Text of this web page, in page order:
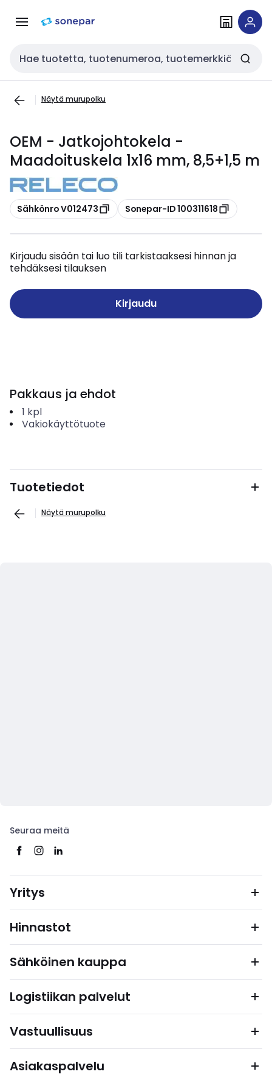
navigointiinsisältöön
Haku
Näytä murupolku
OEM - Jatkojohtokela -
Maadoituskela 1x16 mm, 8,5+1,5 m
Kopioi
Sähkönro V012473 Kopioi
Sonepar-ID 100311618
Kirjaudu sisään tai luo tili tarkistaaksesi hinnan ja
tehdäksesi tilauksen
Kirjaudu
Pakkaus ja ehdot
1 kpl
Vakiokäyttötuote
Tuotetiedot
Näytä murupolku
Seuraa meitä
Yritys
Hinnastot
Sähköinen kauppa
Logistiikan palvelut
Vastuullisuus
Asiakaspalvelu